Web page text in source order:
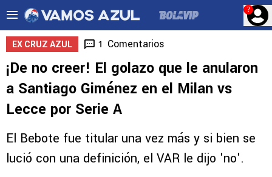
?
EX CRUZ AZUL 1 Comentarios
¡De no creer! El golazo que le anularon
a Santiago Giménez en el Milan vs
Lecce por Serie A
El Bebote fue titular una vez más y si bien se
lució con una definición, el VAR le dijo 'no'.